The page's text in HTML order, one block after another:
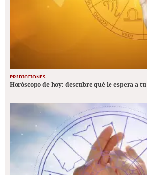
PREDICCIONES
Horóscopo de hoy: descubre qué le espera a